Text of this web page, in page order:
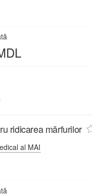
ridicarea mărfurilor
al MAI